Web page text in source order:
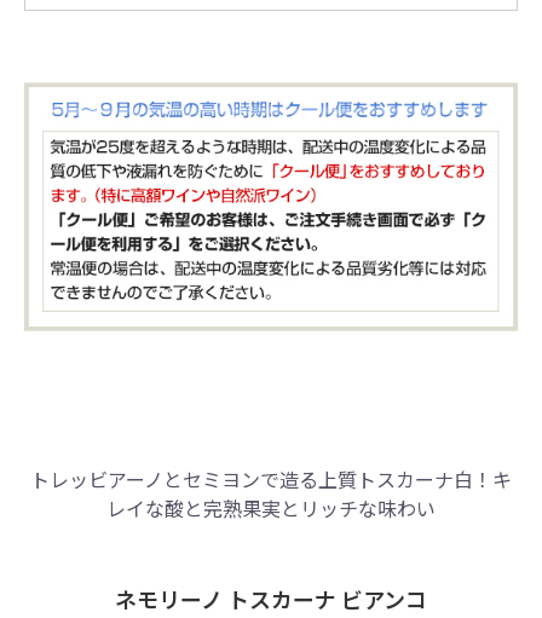
トレッビアーノとセミヨンで造る上質トスカーナ白！キ
レイな酸と完熟果実とリッチな味わい
ネモリーノ トスカーナ ビアンコ